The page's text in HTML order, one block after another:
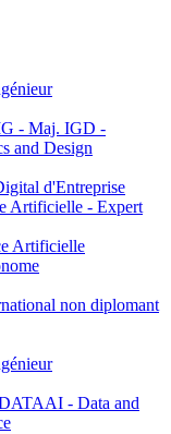
- Maj. IGD -
and Design
d'Entreprise
Artificielle - Expert
Artificielle
non diplomant
- Data and